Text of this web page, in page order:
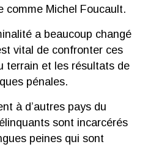
comme Michel Foucault.
a beaucoup changé
vital de confronter ces
terrain et les résultats de
pénales.
à d’autres pays du
sont incarcérés
peines qui sont